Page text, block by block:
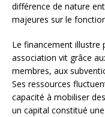
différence de nature
majeures sur le
Le financement illustre
association vit grâce
membres, aux
Ses ressources
capacité à mobiliser
un capital constitué